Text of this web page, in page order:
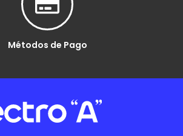
Métodos de Pago